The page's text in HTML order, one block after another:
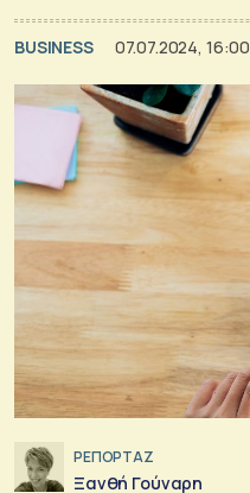
BUSINESS 07.07.2024, 16:00
ΡΕΠΟΡΤΑΖ
Ξανθή Γούναρη